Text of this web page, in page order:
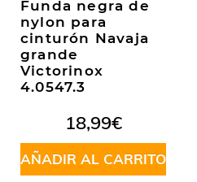
Funda negra de
nylon para
cinturón Navaja
grande
Victorinox
4.0547.3
18,99€
AÑADIR AL CARRITO